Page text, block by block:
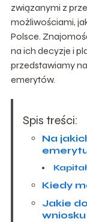
związanymi z
możliwościami,
Polsce.
na ich decyzje i
przedstawiamy
emerytów.
Spis treści:
Na
Kiedy
Jakie